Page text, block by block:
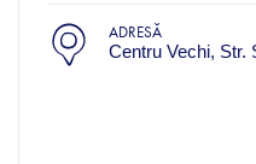
ADRESĂ
Centru Vechi, Str.